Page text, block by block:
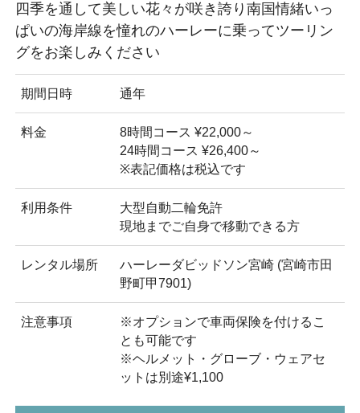
四季を通して美しい花々が咲き誇り南国情緒いっ
ぱいの海岸線を憧れのハーレーに乗ってツーリン
グをお楽しみください
期間日時 通年
料金
8時間コース ¥22,000～
24時間コース ¥26,400～
※表記価格は税込です
利用条件
大型自動二輪免許
現地までご自身で移動できる方
レンタル場所
ハーレーダビッドソン宮崎 (宮崎市田
野町甲7901)
注意事項
※オプションで車両保険を付けるこ
とも可能です
※ヘルメット・グローブ・ウェアセ
ットは別途¥1,100